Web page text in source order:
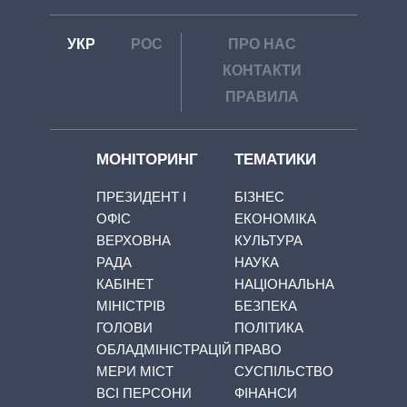
УКР РОС
ПРО НАС
КОНТАКТИ
ПРАВИЛА
МОНІТОРИНГ
ПРЕЗИДЕНТ І
ОФІС
ВЕРХОВНА
РАДА
КАБІНЕТ
МІНІСТРІВ
ГОЛОВИ
ОБЛАДМІНІСТРАЦІЙ
МЕРИ МІСТ
ВСІ ПЕРСОНИ
ТЕМАТИКИ
БІЗНЕС
ЕКОНОМІКА
КУЛЬТУРА
НАУКА
НАЦІОНАЛЬНА
БЕЗПЕКА
ПОЛІТИКА
ПРАВО
СУСПІЛЬСТВО
ФІНАНСИ